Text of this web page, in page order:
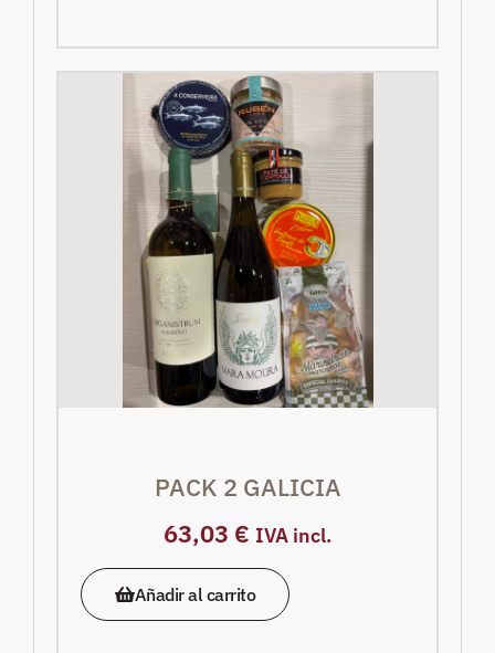
PACK 2 GALICIA
63,03 € IVA incl.
Añadir al carrito